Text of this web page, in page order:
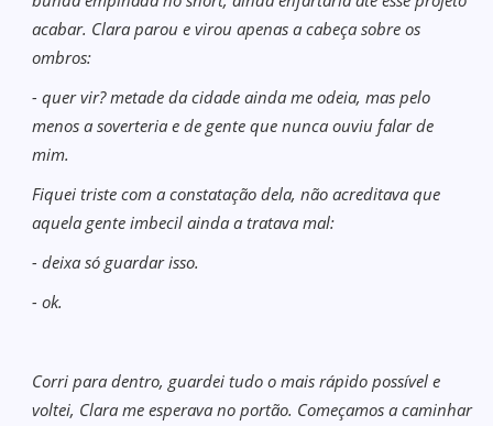
acabar. Clara parou e virou apenas a cabeça sobre os
ombros:
- quer vir? metade da cidade ainda me odeia, mas pelo
menos a soverteria e de gente que nunca ouviu falar de
mim.
Fiquei triste com a constatação dela, não acreditava que
aquela gente imbecil ainda a tratava mal:
- deixa só guardar isso.
- ok.
Corri para dentro, guardei tudo o mais rápido possível e
voltei, Clara me esperava no portão. Começamos a caminhar